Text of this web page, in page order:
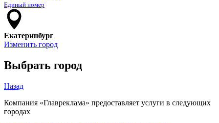
Единый номер
Екатеринбург
Изменить город
Выбрать город
Назад
Компания «Главреклама» предоставляет услуги в следующих
городах